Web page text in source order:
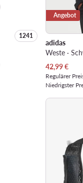
der Produkte:
Anzahl der
1241
der Produkte:
der Produkte:
Angebot
adidas
Weste ·
Aktueller
42,99€
Regulärer
Niedrigster